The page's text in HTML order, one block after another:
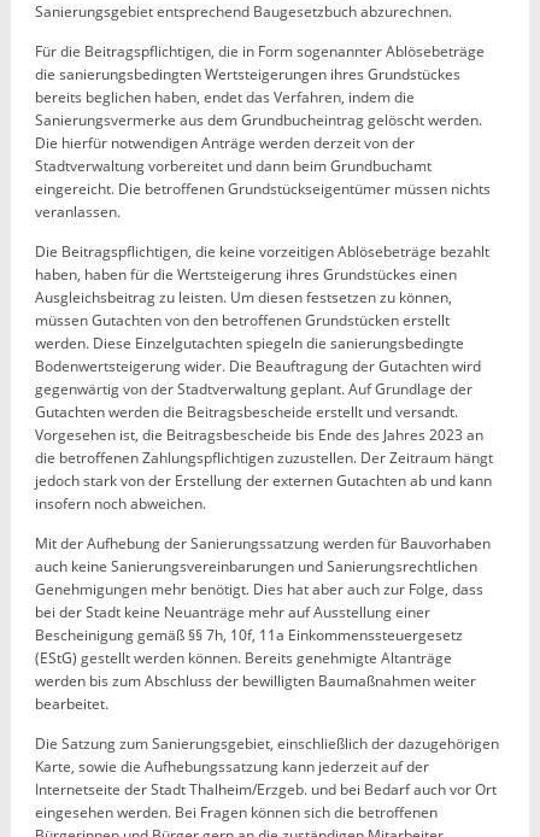
Sanierungsgebiet entsprechend Baugesetzbuch abzurechnen.
Für die Beitragspflichtigen, die in Form sogenannter Ablösebeträge
die sanierungsbedingten Wertsteigerungen ihres Grundstückes
bereits beglichen haben, endet das Verfahren, indem die
Sanierungsvermerke aus dem Grundbucheintrag gelöscht werden.
Die hierfür notwendigen Anträge werden derzeit von der
Stadtverwaltung vorbereitet und dann beim Grundbuchamt
eingereicht. Die betroffenen Grundstückseigentümer müssen nichts
veranlassen.
Die Beitragspflichtigen, die keine vorzeitigen Ablösebeträge bezahlt
haben, haben für die Wertsteigerung ihres Grundstückes einen
Ausgleichsbeitrag zu leisten. Um diesen festsetzen zu können,
müssen Gutachten von den betroffenen Grundstücken erstellt
werden. Diese Einzelgutachten spiegeln die sanierungsbedingte
Bodenwertsteigerung wider. Die Beauftragung der Gutachten wird
gegenwärtig von der Stadtverwaltung geplant. Auf Grundlage der
Gutachten werden die Beitragsbescheide erstellt und versandt.
Vorgesehen ist, die Beitragsbescheide bis Ende des Jahres 2023 an
die betroffenen Zahlungspflichtigen zuzustellen. Der Zeitraum hängt
jedoch stark von der Erstellung der externen Gutachten ab und kann
insofern noch abweichen.
Mit der Aufhebung der Sanierungssatzung werden für Bauvorhaben
auch keine Sanierungsvereinbarungen und Sanierungsrechtlichen
Genehmigungen mehr benötigt. Dies hat aber auch zur Folge, dass
bei der Stadt keine Neuanträge mehr auf Ausstellung einer
Bescheinigung gemäß §§ 7h, 10f, 11a Einkommenssteuergesetz
(EStG) gestellt werden können. Bereits genehmigte Altanträge
werden bis zum Abschluss der bewilligten Baumaßnahmen weiter
bearbeitet.
Die Satzung zum Sanierungsgebiet, einschließlich der dazugehörigen
Karte, sowie die Aufhebungssatzung kann jederzeit auf der
Internetseite der Stadt Thalheim/Erzgeb. und bei Bedarf auch vor Ort
eingesehen werden. Bei Fragen können sich die betroffenen